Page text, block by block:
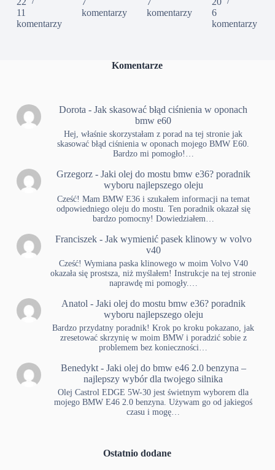
11
komentarzy
komentarzy
komentarzy
6
komentarzy
Komentarze
Dorota -Jak skasować błąd ciśnienia w oponach
bmw e60
Hej, właśnie skorzystałam z porad na tej stronie jak
skasować błąd ciśnienia w oponach mojego BMW E60.
Bardzo mi pomogło!…
Grzegorz- Jaki olej do mostu bmw e36? poradnik
wyboru najlepszego oleju
Cześć! Mam BMW E36 i szukałem informacji na temat
odpowiedniego oleju do mostu. Ten poradnik okazał się
bardzo pomocny! Dowiedziałem…
Franciszek- Jak wymienić pasek klinowy w volvo
v40
Cześć! Wymiana paska klinowego w moim Volvo V40
okazała się prostsza, niż myślałem! Instrukcje na tej stronie
naprawdę mi pomogły.…
Anatol - Jaki olej do mostu bmw e36? poradnik
wyboru najlepszego oleju
Bardzo przydatny poradnik! Krok po kroku pokazano, jak
zresetować skrzynię w moim BMW i poradzić sobie z
problemem bez konieczności…
Benedykt- Jaki olej do bmw e46 2.0 benzyna –
najlepszy wybór dla twojego silnika
Olej Castrol EDGE 5W-30 jest świetnym wyborem dla
mojego BMW E46 2.0 benzyna. Używam go od jakiegoś
czasu i mogę…
Ostatnio dodane